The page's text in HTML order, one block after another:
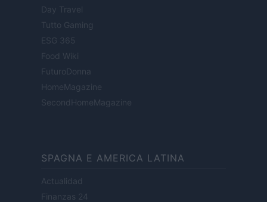
Day Travel
Tutto Gaming
ESG 365
Food Wiki
FuturoDonna
HomeMagazine
SecondHomeMagazine
SPAGNA E AMERICA LATINA
Actualidad
Finanzas 24